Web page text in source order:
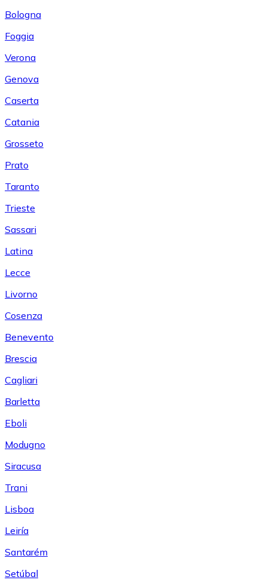
Bologna
Foggia
Verona
Genova
Caserta
Catania
Grosseto
Prato
Taranto
Trieste
Sassari
Latina
Lecce
Livorno
Cosenza
Benevento
Brescia
Cagliari
Barletta
Eboli
Modugno
Siracusa
Trani
Lisboa
Leiría
Santarém
Setúbal